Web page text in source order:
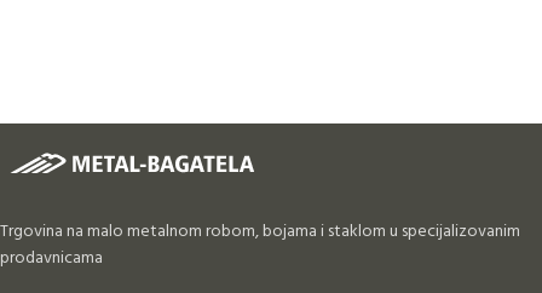
Trgovina na malo metalnom robom, bojama i staklom u specijalizovanim
prodavnicama